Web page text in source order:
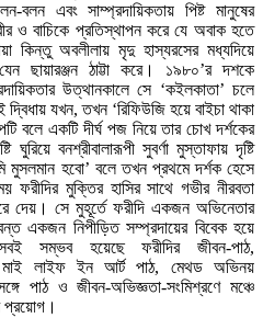
বলন এবং সাম্প্রদায়িকতায় পিষ্ট মানুষের
ও বাচিকে প্রতিস্থাপন করে যে অবাক হতে
কিন্তু অবলীলায় মৃদু হাস্যরসের মধ্যদিয়ে
ছায়ারঞ্জন ঠাট্টা করে। ১৯৮০’র দশকে
উত্থানকালে সে ‘কইলকাতা’ চলে
দ্বিধায় যখন, তখন ‘রিফিউজি হয়ে বাইচা থাকা
বলে একটি দীর্ঘ পজ নিয়ে তার চোখ দর্শকের
ঘুরিয়ে বনশ্রীবালারূপী সুবর্ণা মুস্তাফায় দৃষ্টি
মুসলমান হবো’ বলে তখন প্রথমে দর্শক হেসে
ফরীদির মুক্তির হাসির সাথে গভীর নীরবতা
দেয়। সে মুহূর্তে ফরীদি একজন অভিনেতার
একজন নিপীড়িত সম্প্রদায়ের বিবেক হয়ে
সম্ভব হয়েছে ফরীদির জীবন-পাঠ,
মাই লাইফ ইন আর্ট পাঠ, মেথড অভিনয়
পাঠ ও জীবন-অভিজ্ঞতা-সংমিশ্রণে মঞ্চে
প্রয়োগ।